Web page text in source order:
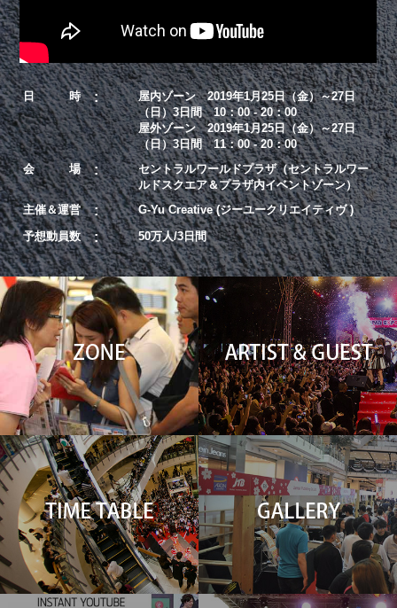
日 時
屋内ゾーン 2019年1月25日（金）～27日
（日）3日間 10：00 - 20：00
屋外ゾーン 2019年1月25日（金）～27日
（日）3日間 11：00 - 20：00
会 場
セントラルワールドプラザ（セントラルワー
ルドスクエア＆プラザ内イベントゾーン）
主催＆運営
G-Yu Creative (ジーユークリエイティヴ )
予想動員数
50万人/3日間